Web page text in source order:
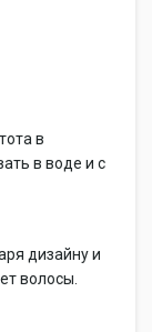
в
в воде и с
дизайну и
волосы.